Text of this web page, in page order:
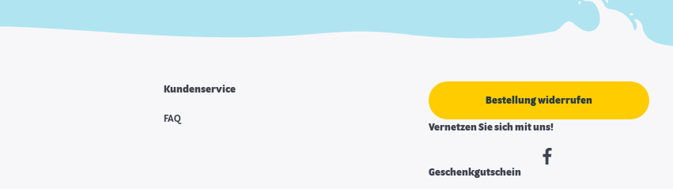
Kundenservice
FAQ
Bestellung widerrufen
Vernetzen Sie sich mit uns!
Geschenkgutschein